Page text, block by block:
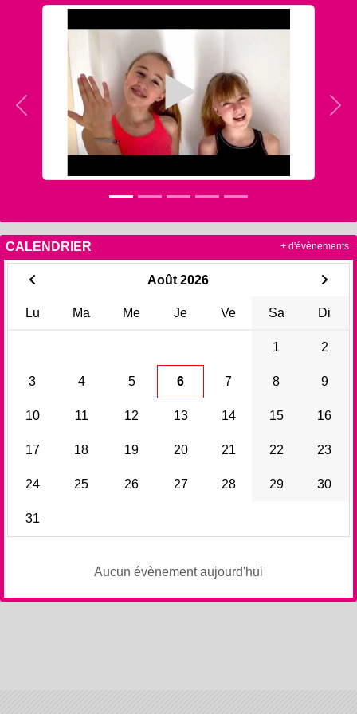
Précedent
CALENDRIER
Août 2026
Lu Ma Me Je Ve Sa Di
1 2
3 4 5 6 7 8 9
10 11 12 13 14 15 16
17 18 19 20 21 22 23
24 25 26 27 28 29 30
31
Aucun évènement aujourd'hui
+ d'évènements